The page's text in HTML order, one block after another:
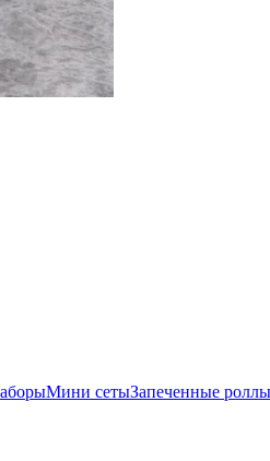
Мини сетыЗапеченные роллы